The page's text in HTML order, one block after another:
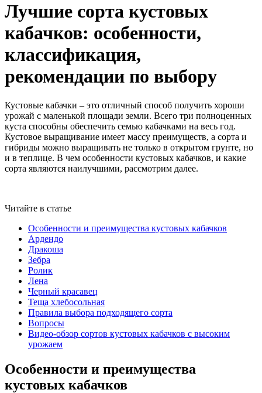
Лучшие сорта кустовых
кабачков: особенности,
классификация,
рекомендации по выбору
Кустовые кабачки – это отличный способ получить хороши
урожай с маленькой площади земли. Всего три полноценных
куста способны обеспечить семью кабачками на весь год.
Кустовое выращивание имеет массу преимуществ, а сорта и
гибриды можно выращивать не только в открытом грунте, но
и в теплице. В чем особенности кустовых кабачков, и какие
сорта являются наилучшими, рассмотрим далее.
Читайте в статье
Особенности и преимущества кустовых кабачков
Ардендо
Дракоша
Зебра
Ролик
Лена
Черный красавец
Теща хлебосольная
Правила выбора подходящего сорта
Вопросы
Видео-обзор сортов кустовых кабачков с высоким
урожаем
Особенности и преимущества
кустовых кабачков